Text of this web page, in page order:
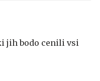
jih bodo cenili vsi